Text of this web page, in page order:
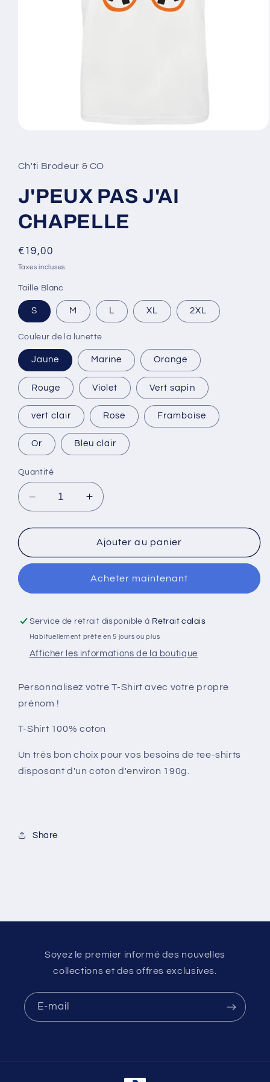
1
dans
fenêtre
modale
Ch'ti Brodeur & CO
J'PEUX PAS J'AI
CHAPELLE
Prix
habituel
€19,00
Taxes incluses.
Taille Blanc
S M L XL 2XL
Couleur de la lunette
Jaune Marine Orange
Rouge Violet Vert sapin
vert clair Rose Framboise
Or Bleu clair
Quantité
Réduire
la
quantité
J&#39;PEUX
CHAPELLE
Augmenter
la
quantité
de
J&#39;PEUX
J&#39;AI
CHAPELLE
Ajouter au panier
Acheter maintenant
Service de retrait disponible à Retrait calais
Habituellement prête en 5 jours ou plus
Afficher les informations de la boutique
Personnalisez votre T-Shirt avec votre propre
prénom !
T-Shirt 100% coton
Un très bon choix pour vos besoins de tee-shirts
disposant d'un coton d'environ 190g.
Share
Soyez le premier informé des nouvelles
collections et des offres exclusives.
E-mail
Moyens